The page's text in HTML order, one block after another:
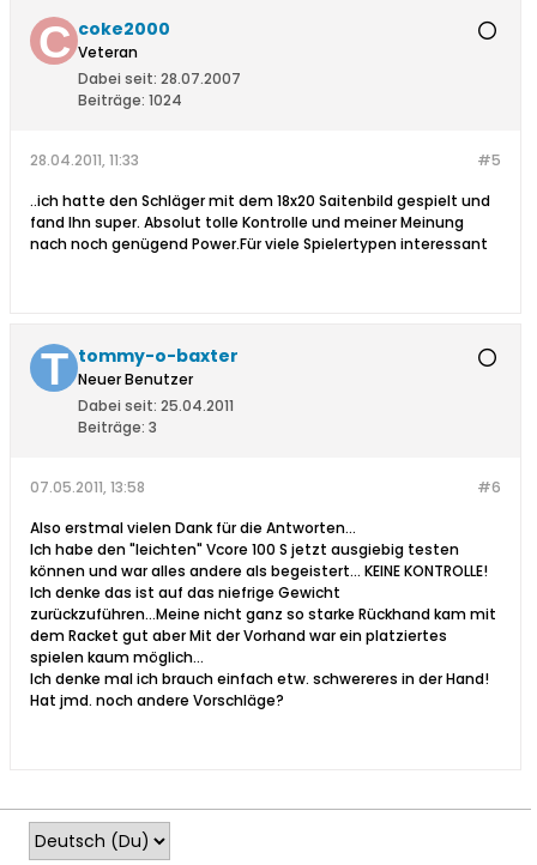
coke2000
Veteran
Dabei seit: 28.07.2007
Beiträge: 1024
#5
28.04.2011, 11:33
..ich hatte den Schläger mit dem 18x20 Saitenbild gespielt und
fand Ihn super. Absolut tolle Kontrolle und meiner Meinung
nach noch genügend Power.Für viele Spielertypen interessant
tommy-o-baxter
Neuer Benutzer
Dabei seit: 25.04.2011
Beiträge: 3
#6
07.05.2011, 13:58
Also erstmal vielen Dank für die Antworten...
Ich habe den "leichten" Vcore 100 S jetzt ausgiebig testen
können und war alles andere als begeistert... KEINE KONTROLLE!
Ich denke das ist auf das niefrige Gewicht
zurückzuführen...Meine nicht ganz so starke Rückhand kam mit
dem Racket gut aber Mit der Vorhand war ein platziertes
spielen kaum möglich...
Ich denke mal ich brauch einfach etw. schwereres in der Hand!
Hat jmd. noch andere Vorschläge?